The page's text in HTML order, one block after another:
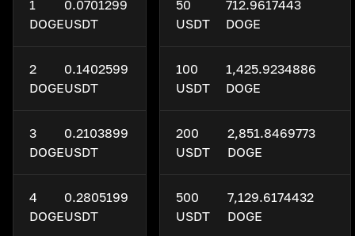
1
DOGE
0.0701299
USDT
2
DOGE
0.1402599
USDT
3
DOGE
0.2103899
USDT
4
DOGE
0.2805199
USDT
50
USDT
712.9617443
DOGE
100
USDT
1,425.9234886
DOGE
200
USDT
2,851.8469773
DOGE
500
USDT
7,129.6174432
DOGE